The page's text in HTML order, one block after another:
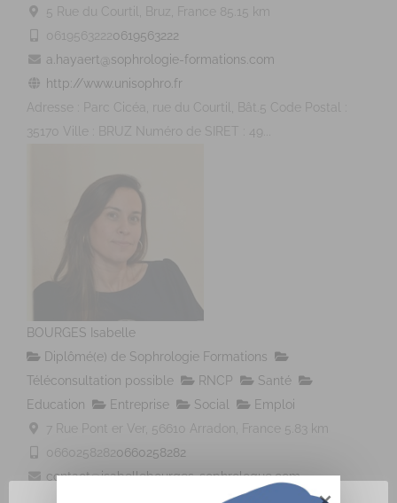
5 Rue du Courtil, Bruz, France
85.15 km
06195632220619563222
a.hayaert@sophrologie-formations.com
http://www.unisophro.fr
Adresse : Parc Cicéa, rue du Courtil, Bât.5 Code Postal :
35170 Ville : BRUZ Numéro de SIRET : 49...
BOURGES Isabelle
Diplômé(e) de Sophrologie Formations
Téléconsultation possible
RNCP
Santé
Education
Entreprise Social
Emploi
7 Rue Pont er Ver, 56610 Arradon, France
5.83 km
06602582820660258282
contact@isabellebourges-sophrologue.com